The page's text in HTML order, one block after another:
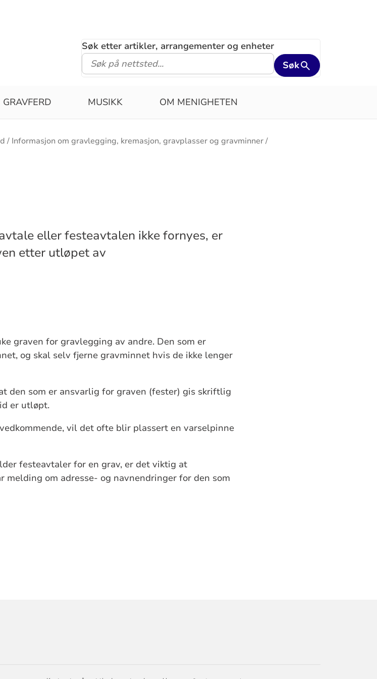
Søk etter artikler, arrangementer og enheter
Søk
MUSIKK OM MENIGHETEN
Informasjon om gravlegging, kremasjon, gravplasser og gravminner
eller festeavtalen ikke fornyes, er
etter utløpet av
graven for gravlegging av andre. Den som er
og skal selv fjerne gravminnet hvis de ikke lenger
den som er ansvarlig for graven (fester) gis skriftlig
er utløpt.
vil det ofte blir plassert en varselpinne
festeavtaler for en grav, er det viktig at
melding om adresse- og navnendringer for den som